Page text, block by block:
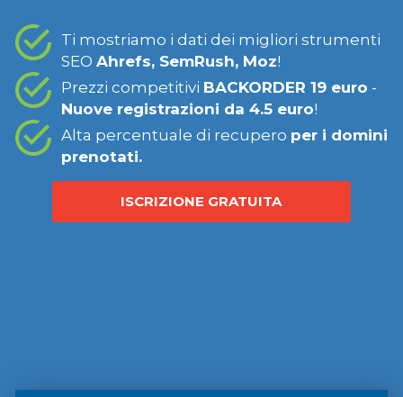
Ti mostriamo i dati dei migliori strumenti
SEO Ahrefs, SemRush, Moz!
Prezzi competitivi BACKORDER 19 euro -
Nuove registrazioni da 4.5 euro!
Alta percentuale di recupero per i domini
prenotati.
ISCRIZIONE GRATUITA